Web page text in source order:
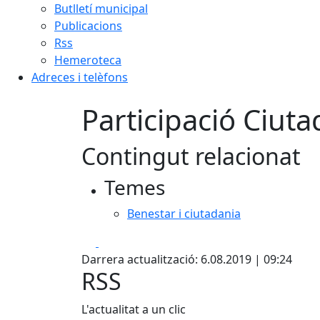
Butlletí municipal
Publicacions
Rss
Hemeroteca
Adreces i telèfons
Participació
Contingut relacionat
Temes
Benestar i ciutadania
Darrera actualització: 6.08.2019 | 09:24
RSS
L'actualitat a un clic